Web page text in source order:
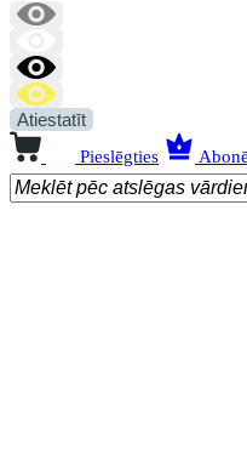
Atiestatīt
Pieslēgties